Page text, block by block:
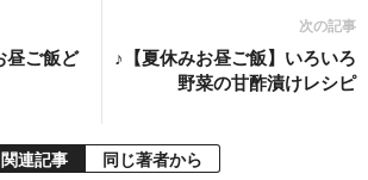
昼ご飯ど
次の記事
♪【夏休みお昼ご飯】いろいろ
野菜の甘酢漬けレシピ
関連記事 同じ著者から